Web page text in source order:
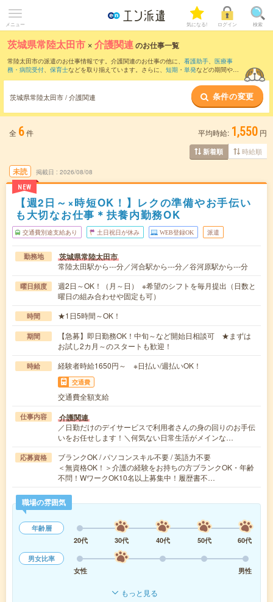
メニュー 気になる! ログイン 検索
茨城県常陸太田市 ×介護関連のお仕事一覧
常陸太田市の派遣のお仕事情報です。介護関連のお仕事の他に、 看護助手、 医療事
務・病院受付、 保育士などを取り揃えています。さらに、 短期 ・ 単発などの期間や、
茨城県常陸太田市 / 介護関連 条件の変更
全 6件 平均時給: 1,550 円
新着順 時給順
未読
NEW
掲載日 2026/08/08
【週2日～×時短OK！】レクの準備やお手伝い
も大切なお仕事＊扶養内勤務OK
交通費別途支給あり 土日祝日が休み WEB登録OK 派遣
勤務地 茨城県常陸太田市
常陸太田駅から---分／河合駅から---分／谷河原駅から---分
曜日頻度
週2日～OK！（月～日） ※希望のシフトを毎月提出（日数と
曜日の組み合わせや固定も可）
時間 ★1日5時間～OK！
期間
【急募】即日勤務OK！中旬～など開始日相談可 ★まずは
お試し2カ月～のスタートも歓迎！
時給 経験者時給1650円～ ※日払い/週払いOK！
交通費
交通費全額支給
仕事内容 介護関連
／日勤だけのデイサービスで利用者さんの身の回りのお手伝
いをお任せします！＼何気ない日常生活がメインな…
応募資格
ブランクOK / パソコンスキル不要 / 英語力不要
＜無資格OK！＞介護の経験をお持ちの方ブランクOK・年齢
不問！WワークOK10名以上募集中！履歴書不…
職場の雰囲気
年齢層
20代
30代 40代 50代
60代
男女比率
女性
男性
もっと見る